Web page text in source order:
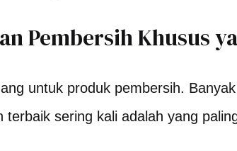
Pembersih Khusus
untuk produk pembersih.
sering kali adalah yang